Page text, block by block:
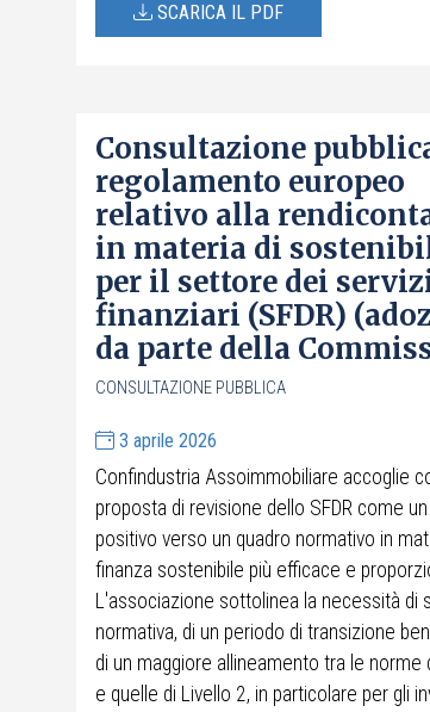
SCARICA IL PDF
Consultazione
regolamento europeo
relativo alla
in materia di
per il settore dei
finanziari (SFDR)
da parte della
CONSULTAZIONE PUBBLICA
3 aprile 2026
Confindustria Assoimmobiliare accoglie
proposta di revisione dello SFDR come
positivo verso un quadro normativo in
finanza sostenibile più efficace e
L'associazione sottolinea la necessità di
normativa, di un periodo di transizione
di un maggiore allineamento tra le norme
e quelle di Livello 2, in particolare per gli